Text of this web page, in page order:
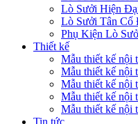
Lò Sưởi Hiện
Lò Sưởi Tân Cổ
Phụ Kiện Lò
Thiết kế
Mẫu thiết kế nội
Mẫu thiết kế nội
Mẫu thiết kế nội
Mẫu thiết kế nội
Mẫu thiết kế nội
Tin tức